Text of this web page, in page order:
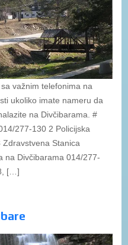
važnim telefonima na
ukoliko imate nameru da
na Divčibarama. #
277-130 2 Policijska
Stanica
na Divčibarama 014/277-
[…]